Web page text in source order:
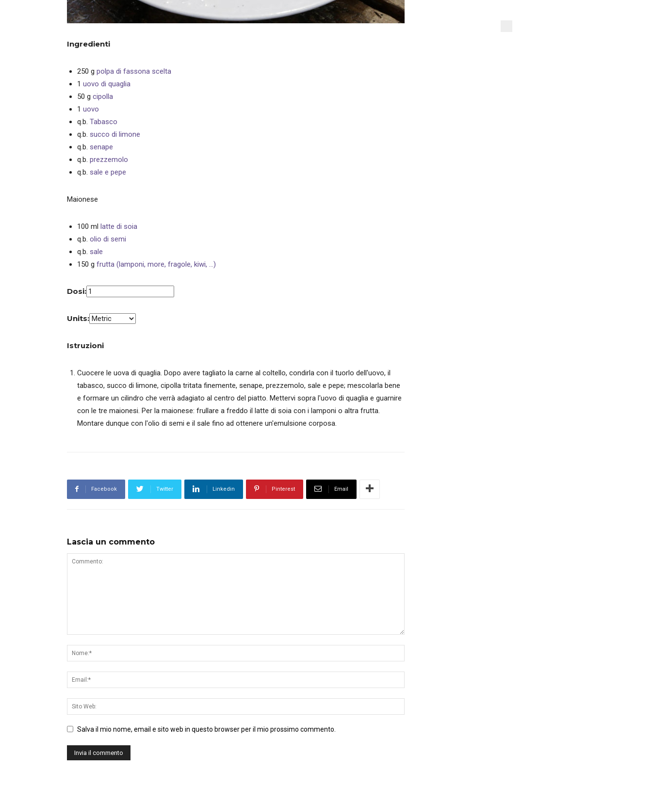
Ingredienti
250 g polpa di fassona scelta
1 uovo di quaglia
50 g cipolla
1 uovo
q.b. Tabasco
q.b. succo di limone
q.b. senape
q.b. prezzemolo
q.b. sale e pepe
Maionese
100 ml latte di soia
q.b. olio di semi
q.b. sale
150 g frutta (lamponi, more, fragole, kiwi, ...)
Dosi:
Units:
Istruzioni
Cuocere le uova di quaglia. Dopo avere tagliato la carne al coltello, condirla con il tuorlo dell'uovo, il
tabasco, succo di limone, cipolla tritata finemente, senape, prezzemolo, sale e pepe; mescolarla bene
e formare un cilindro che verrà adagiato al centro del piatto. Mettervi sopra l'uovo di quaglia e guarnire
con le tre maionesi. Per la maionese: frullare a freddo il latte di soia con i lamponi o altra frutta.
Montare dunque con l'olio di semi e il sale fino ad ottenere un'emulsione corposa.
Facebook Twitter Linkedin Pinterest Email
Lascia un commento
Salva il mio nome, email e sito web in questo browser per il mio prossimo commento.